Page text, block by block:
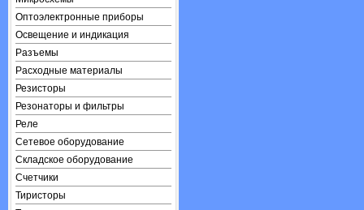
Оптоэлектронные приборы
Освещение и индикация
Разъемы
Расходные материалы
Резисторы
Резонаторы и фильтры
Реле
Сетевое оборудование
Складское оборудование
Счетчики
Тиристоры